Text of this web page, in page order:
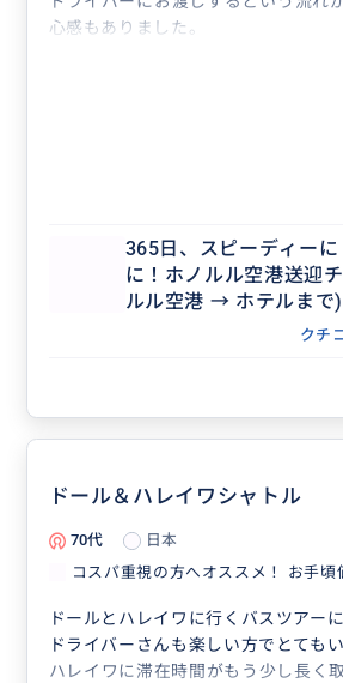
心感もありました。
365日、スピーディー
に！ホノルル空港送迎
ルル空港 → ホテルまで)
クチ
ドール＆ハレイワシャトル
70代 日本
コスパ重視の方へオススメ！ お手頃
ドールとハレイワに行くバスツアー
ドライバーさんも楽しい方でとても
ハレイワに滞在時間がもう少し長く